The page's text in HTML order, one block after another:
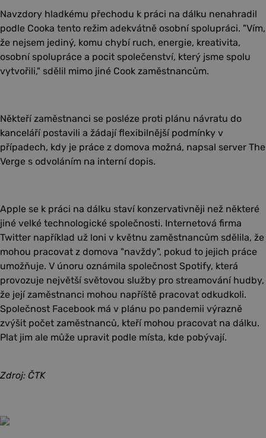
Navzdory hladkému přechodu k práci na dálku nenahradil
podle Cooka tento režim adekvátně osobní spolupráci. "Vím,
že nejsem jediný, komu chybí ruch, energie, kreativita,
osobní spolupráce a pocit společenství, který jsme spolu
vytvořili," sdělil mimo jiné Cook zaměstnancům.
Někteří zaměstnanci se posléze proti plánu návratu do
kanceláří postavili a žádají flexibilnější podmínky v
případech, kdy je práce z domova možná, napsal server The
Verge s odvoláním na interní dopis.
Apple se k práci na dálku staví konzervativněji než některé
jiné velké technologické společnosti. Internetová firma
Twitter například už loni v květnu zaměstnancům sdělila, že
mohou pracovat z domova "navždy", pokud to jejich práce
umožňuje. V únoru oznámila společnost Spotify, která
provozuje největší světovou služby pro streamování hudby,
že její zaměstnanci mohou napříště pracovat odkudkoli.
Společnost Facebook má v plánu po pandemii výrazně
zvýšit počet zaměstnanců, kteří mohou pracovat na dálku.
Plat jim ale může upravit podle místa, kde pobývají.
Zdroj: ČTK